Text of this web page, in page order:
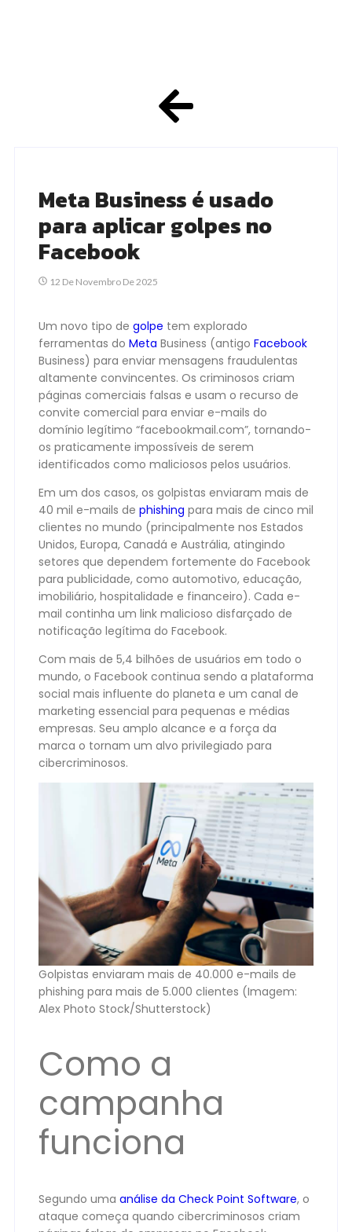
Meta Business é usado
para aplicar golpes no
Facebook
12 De Novembro De 2025
Um novo tipo de golpe tem explorado
ferramentas do Meta Business (antigo Facebook
Business) para enviar mensagens fraudulentas
altamente convincentes. Os criminosos criam
páginas comerciais falsas e usam o recurso de
convite comercial para enviar e-mails do
domínio legítimo “facebookmail.com”, tornando-
os praticamente impossíveis de serem
identificados como maliciosos pelos usuários.
Em um dos casos, os golpistas enviaram mais de
40 mil e-mails de phishing para mais de cinco mil
clientes no mundo (principalmente nos Estados
Unidos, Europa, Canadá e Austrália, atingindo
setores que dependem fortemente do Facebook
para publicidade, como automotivo, educação,
imobiliário, hospitalidade e financeiro). Cada e-
mail continha um link malicioso disfarçado de
notificação legítima do Facebook.
Com mais de 5,4 bilhões de usuários em todo o
mundo, o Facebook continua sendo a plataforma
social mais influente do planeta e um canal de
marketing essencial para pequenas e médias
empresas. Seu amplo alcance e a força da
marca o tornam um alvo privilegiado para
cibercriminosos.
Golpistas enviaram mais de 40.000 e-mails de
phishing para mais de 5.000 clientes (Imagem:
Alex Photo Stock/Shutterstock)
Como a
campanha
funciona
Segundo uma análise da Check Point Software, o
ataque começa quando cibercriminosos criam